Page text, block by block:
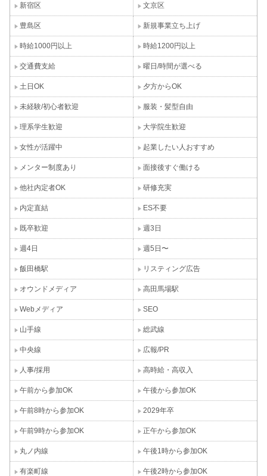
新宿区 文京区
豊島区 新規事業立ち上げ
時給1000円以上 時給1200円以上
交通費支給 曜日/時間が選べる
土日OK 夕方からOK
未経験/初心者歓迎 服装・髪型自由
理系学生歓迎 大学院生歓迎
女性が活躍中 起業したい人おすすめ
メンター制度あり 面接後すぐ働ける
他社内定者OK 研修充実
内定直結 ES不要
既卒歓迎 週3日
週4日 週5日〜
飯田橋駅 リスティング広告
オウンドメディア 高田馬場駅
Webメディア SEO
山手線 総武線
中央線 広報/PR
人事/採用 高時給・高収入
午前から参加OK 午後から参加OK
午前8時から参加OK 2029年卒
午前9時から参加OK 正午から参加OK
丸ノ内線 午後1時から参加OK
有楽町線 午後2時から参加OK